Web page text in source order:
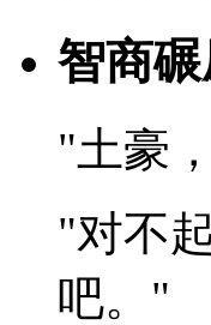
智商
"土豪
"对不
吧。"